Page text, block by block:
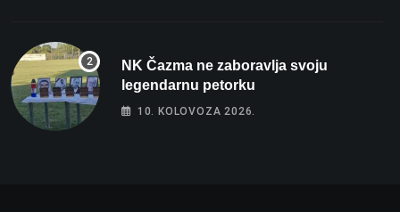
NK Čazma ne zaboravlja svoju
legendarnu petorku
10. KOLOVOZA 2026.